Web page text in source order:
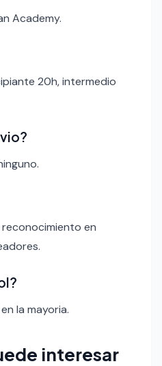
Academy.
20h, intermedio
reconocimiento en
la mayoria.
interesar